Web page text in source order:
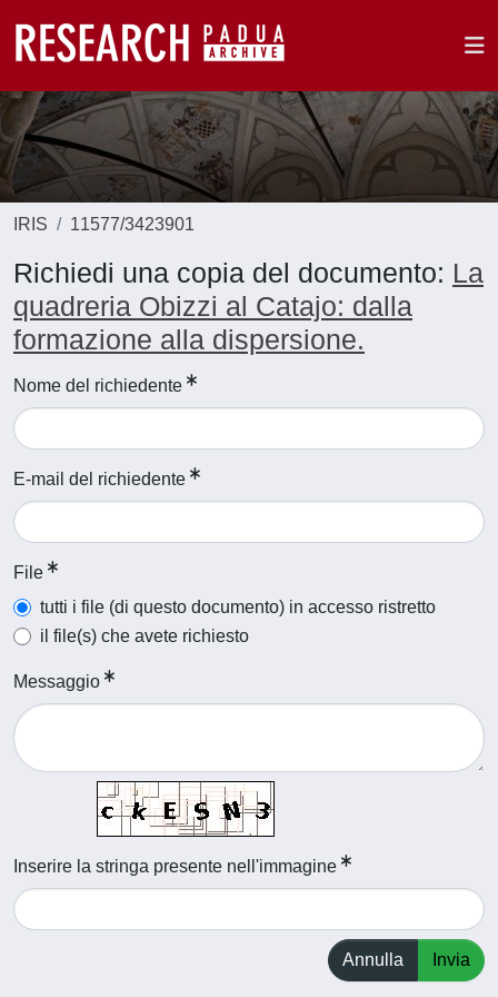
IRIS 11577/3423901
Richiedi una copia del documento: La
quadreria Obizzi al Catajo: dalla
formazione alla dispersione.
Nome del richiedente
E-mail del richiedente
File
tutti i file (di questo documento) in accesso ristretto
il file(s) che avete richiesto
Messaggio
Inserire la stringa presente nell'immagine
Annulla Invia